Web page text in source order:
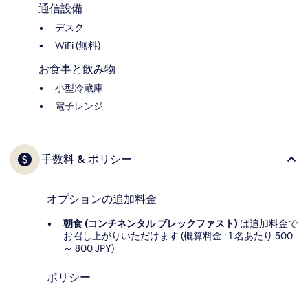
通信設備
デスク
WiFi (無料)
お食事と飲み物
小型冷蔵庫
電子レンジ
手数料 & ポリシー
オプションの追加料金
朝食 (コンチネンタル ブレックファスト) は追加料金で
お召し上がりいただけます (概算料金 : 1 名あたり 500
～ 800 JPY)
ポリシー